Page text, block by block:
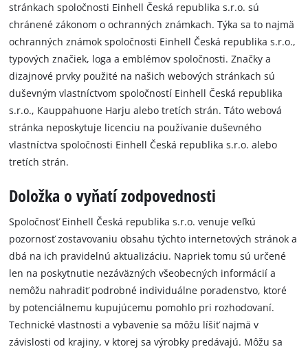
stránkach spoločnosti Einhell Česká republika s.r.o. sú
chránené zákonom o ochranných známkach. Týka sa to najmä
ochranných známok spoločnosti Einhell Česká republika s.r.o.,
typových značiek, loga a emblémov spoločnosti. Značky a
dizajnové prvky použité na našich webových stránkach sú
duševným vlastníctvom spoločností Einhell Česká republika
s.r.o., Kauppahuone Harju alebo tretích strán. Táto webová
stránka neposkytuje licenciu na používanie duševného
vlastníctva spoločnosti Einhell Česká republika s.r.o. alebo
tretích strán.
Doložka o vyňatí zodpovednosti
Spoločnosť Einhell Česká republika s.r.o. venuje veľkú
pozornosť zostavovaniu obsahu týchto internetových stránok a
dbá na ich pravidelnú aktualizáciu. Napriek tomu sú určené
len na poskytnutie nezáväzných všeobecných informácií a
nemôžu nahradiť podrobné individuálne poradenstvo, ktoré
by potenciálnemu kupujúcemu pomohlo pri rozhodovaní.
Technické vlastnosti a vybavenie sa môžu líšiť najmä v
závislosti od krajiny, v ktorej sa výrobky predávajú. Môžu sa